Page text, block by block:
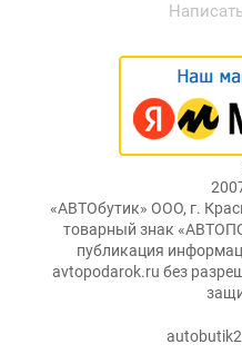
«АВТОбутик» ООО, г.
товарный знак
публикация
avtopodarok.ru без